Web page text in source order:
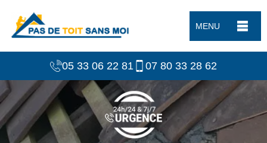
MENU
05 33 06 22 81 07 80 33 28 62